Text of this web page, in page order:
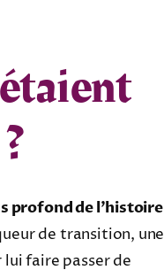
profond de l’histoire
de transition, une
faire passer de